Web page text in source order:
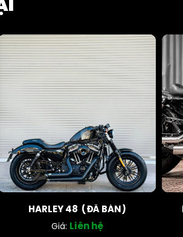
HARLEY 48 (ĐÃ BÁN)
Giá: Liên hệ